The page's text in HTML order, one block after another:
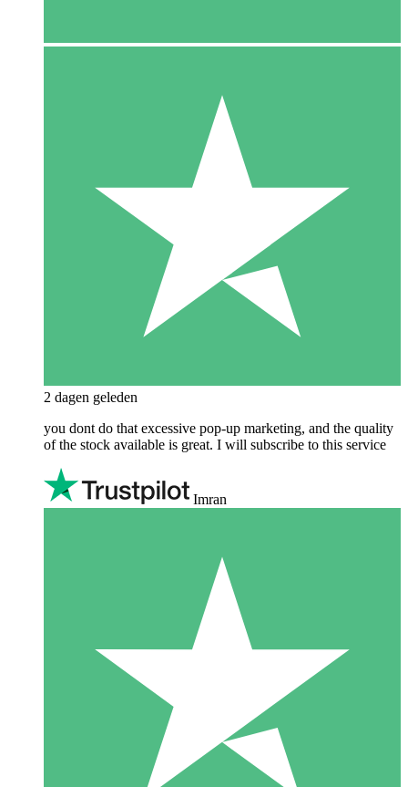
2 dagen geleden
you dont do that excessive pop-up marketing, and the quality
of the stock available is great. I will subscribe to this service
Imran